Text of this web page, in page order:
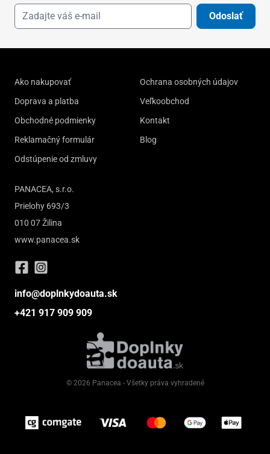
Odoslať
Ako nakupovať
Doprava a platba
Obchodné podmienky
Reklamačný formulár
Odstúpenie od zmluvy
Ochrana osobných údajov
Veľkoobchod
Kontakt
Blog
PANACEA, s.r.o.
Prielohy 693/3
010 07 Žilina
www.panacea.sk
info@doplnkydoauta.sk
+421 917 909 909
© 2026 Panacea - Všetky práva vyhradené